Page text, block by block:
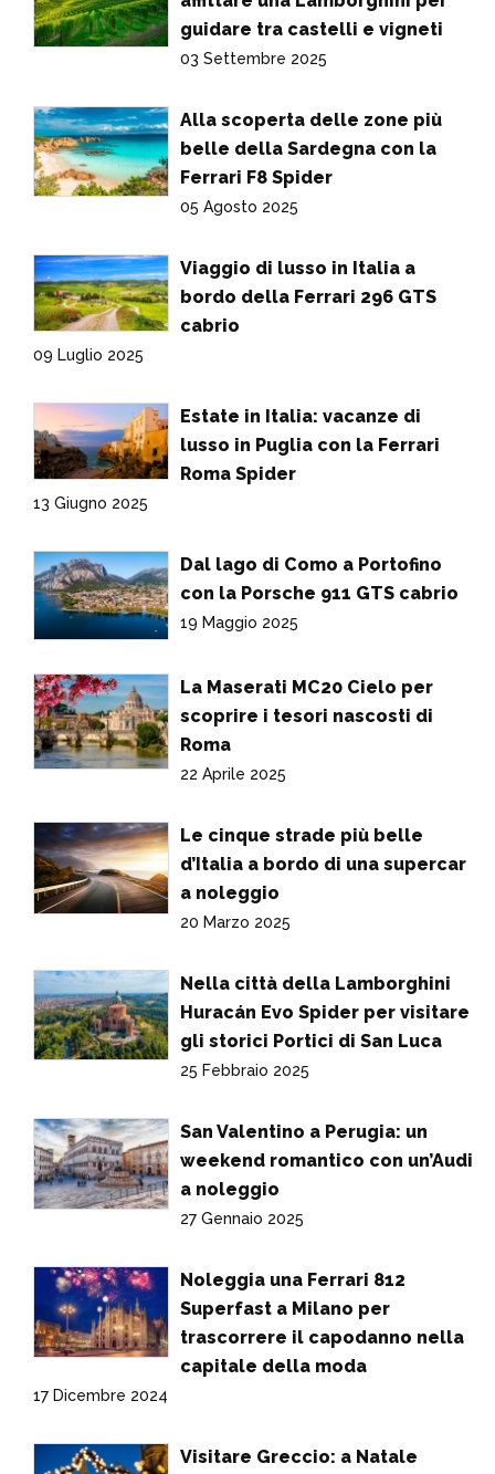
guidare tra castelli e vigneti
03 Settembre 2025
Alla scoperta delle zone più
belle della Sardegna con la
Ferrari F8 Spider
05 Agosto 2025
Viaggio di lusso in Italia a
bordo della Ferrari 296 GTS
cabrio
09 Luglio 2025
Estate in Italia: vacanze di
lusso in Puglia con la Ferrari
Roma Spider
13 Giugno 2025
Dal lago di Como a Portofino
con la Porsche 911 GTS cabrio
19 Maggio 2025
La Maserati MC20 Cielo per
scoprire i tesori nascosti di
Roma
22 Aprile 2025
Le cinque strade più belle
d’Italia a bordo di una supercar
a noleggio
20 Marzo 2025
Nella città della Lamborghini
Huracán Evo Spider per visitare
gli storici Portici di San Luca
25 Febbraio 2025
San Valentino a Perugia: un
weekend romantico con un’Audi
a noleggio
27 Gennaio 2025
Noleggia una Ferrari 812
Superfast a Milano per
trascorrere il capodanno nella
capitale della moda
17 Dicembre 2024
Visitare Greccio: a Natale